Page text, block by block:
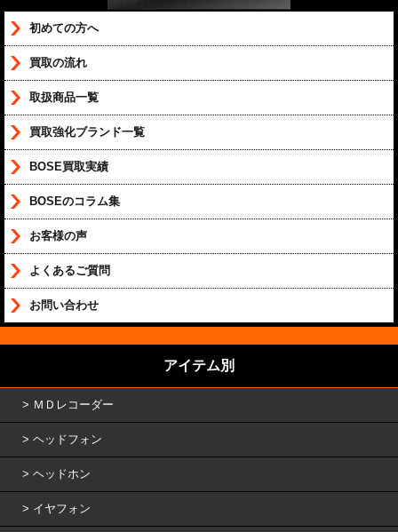
初めての方へ
買取の流れ
取扱商品一覧
買取強化ブランド一覧
BOSE買取実績
BOSEのコラム集
お客様の声
よくあるご質問
お問い合わせ
アイテム別
ＭＤレコーダー
ヘッドフォン
ヘッドホン
イヤフォン